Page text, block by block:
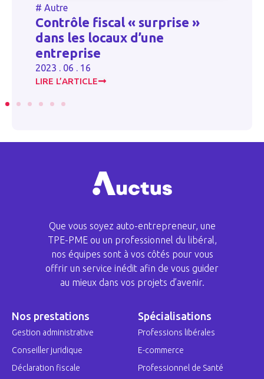
Autre
Contrôle fiscal « surprise »
dans les locaux d’une
entreprise
2023 . 06 . 16
LIRE L’ARTICLE
Que vous soyez auto-entrepreneur, une
TPE-PME ou un professionnel du libéral,
nos équipes sont à vos côtés pour vous
offrir un service inédit afin de vous guider
au mieux dans vos projets d’avenir.
Nos prestations
Gestion administrative
Conseiller juridique
Déclaration fiscale
Spécialisations
Professions libérales
E-commerce
Professionnel de Santé